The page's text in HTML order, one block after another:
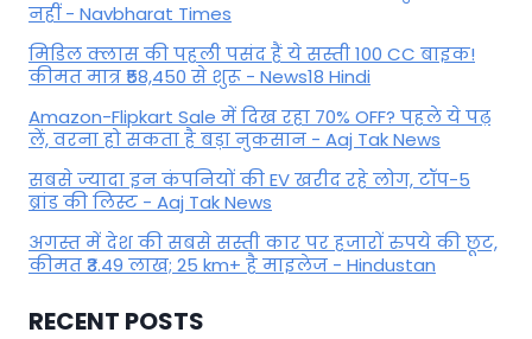
नहीं - Navbharat Times
मिडिल क्लास की पहली पसंद हैं ये सस्ती 100 CC बाइक!
कीमत मात्र ₹58,450 से शुरू - News18 Hindi
Amazon-Flipkart Sale में दिख रहा 70% OFF? पहले ये पढ़
लें, वरना हो सकता है बड़ा नुकसान - Aaj Tak News
सबसे ज्यादा इन कंपनियों की EV खरीद रहे लोग, टॉप-5
ब्रांड की लिस्ट - Aaj Tak News
अगस्त में देश की सबसे सस्ती कार पर हजारों रुपये की छूट,
कीमत ₹3.49 लाख; 25 km+ है माइलेज - Hindustan
RECENT POSTS